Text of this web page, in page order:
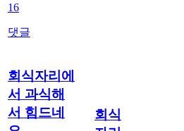
16
댓글
회식자리에
서 과식해
서 힘드네
회식